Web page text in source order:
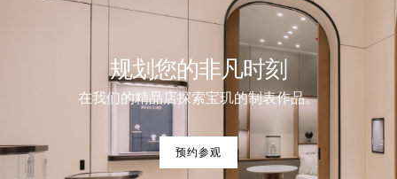
规划您的非凡时刻
在我们的精品店探索宝玑的制表作品。
预约参观